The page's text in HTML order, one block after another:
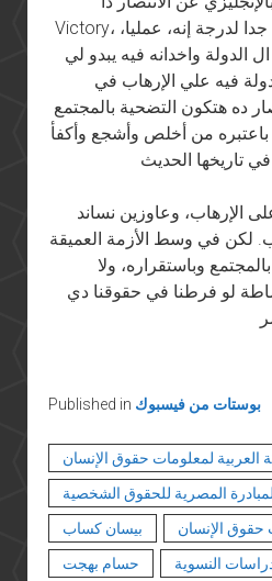
Victory، يعني انتصار تكلفته عالية جدا لدرجة إنه، عمليا،
الدولة واخدانه فيه يبدو لي
فيه علي الإرهاب في
ده هتكون التضحية بالمجتمع
من أخلص وأشجع وأكفأ
الإرهاب، وعاوزين نساند
لكن في وسط الأزمة العميقة
وباستقراره، ولا
لو فرطنا في حقوقنا دي
Published in بوستات من فيسبوك
العربية لمعلومات حقوق الإنسان
المصرية للحقوق الشخصية
بيسان كساب
حقوق الإنسان
حسام بهجت
النسوية